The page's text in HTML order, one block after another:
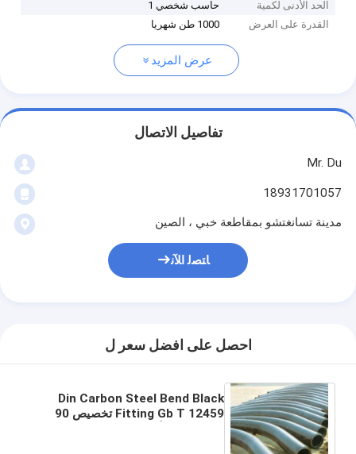
الحد الأدنى لكمية
حاسب شخصي 1
القدرة على العرض
1000 طن شهريا
عرض المزيد
تفاصيل الاتصال
Mr. Du
18931701057
مدينة تسانغتشو بمقاطعة خبي ، الصين
ﺎﺘﺼﻟ ﺍﻶﻧ
احصل على افضل سعر ل
Din Carbon Steel Bend Black
Fitting Gb T 12459 تخصيص 90